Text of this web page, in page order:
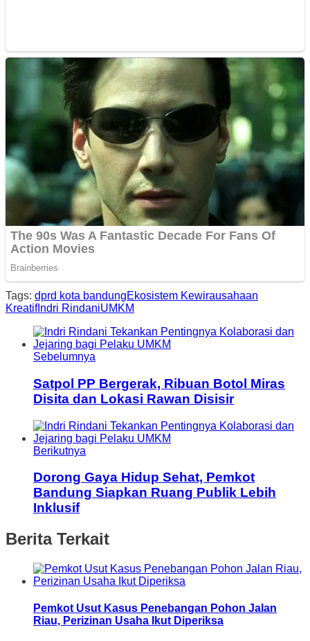
Tags: dprd kota bandungEkosistem Kewirausahaan
KreatifIndri RindaniUMKM
Sebelumnya
Satpol PP Bergerak, Ribuan Botol Miras
Disita dan Lokasi Rawan Disisir
Berikutnya
Dorong Gaya Hidup Sehat, Pemkot
Bandung Siapkan Ruang Publik Lebih
Inklusif
Berita Terkait
Pemkot Usut Kasus Penebangan Pohon Jalan
Riau, Perizinan Usaha Ikut Diperiksa